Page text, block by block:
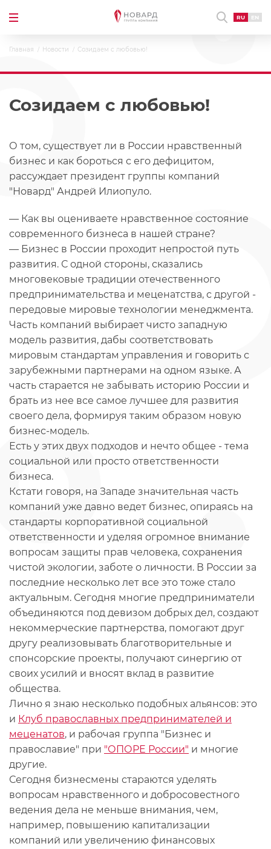
RU EN
Главная Новости Созидаем с любовью!
Созидаем с любовью!
О том, существует ли в России нравственный
бизнес и как бороться с его дефицитом,
рассуждает президент группы компаний
"Новард" Андрей Илиопуло.
— Как вы оцениваете нравственное состояние
современного бизнеса в нашей стране?
— Бизнес в России проходит непростой путь
развития. С одной стороны, сказались
многовековые традиции отечественного
предпринимательства и меценатства, с другой -
передовые мировые технологии менеджмента.
Часть компаний выбирает чисто западную
модель развития, дабы соответствовать
мировым стандартам управления и говорить с
зарубежными партнерами на одном языке. А
часть старается не забывать историю России и
брать из нее все самое лучшее для развития
своего дела, формируя таким образом новую
бизнес-модель.
Есть у этих двух подходов и нечто общее - тема
социальной или просто ответственности
бизнеса.
Кстати говоря, на Западе значительная часть
компаний уже давно ведет бизнес, опираясь на
стандарты корпоративной социальной
ответственности и уделяя огромное внимание
вопросам защиты прав человека, сохранения
чистой экологии, заботе о личности. В России за
последние несколько лет все это тоже стало
актуальным. Сегодня многие предприниматели
объединяются под девизом добрых дел, создают
некоммерческие партнерства, помогают друг
другу реализовывать благотворительные и
спонсорские проекты, получают синергию от
своих усилий и вносят вклад в развитие
общества.
Лично я знаю несколько подобных альянсов: это
и Клуб православных предпринимателей и
меценатов, и рабочая группа "Бизнес и
православие" при "ОПОРЕ России" и многие
другие.
Сегодня бизнесмены стараются уделять
вопросам нравственного и добросовестного
ведения дела не меньше внимания, чем,
например, повышению капитализации
компаний или увеличению финансовых